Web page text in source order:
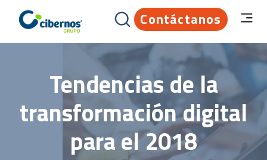
Contáctanos
Tendencias de la
transformación digital
para el 2018